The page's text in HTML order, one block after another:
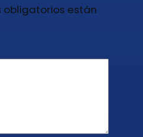
obligatorios están